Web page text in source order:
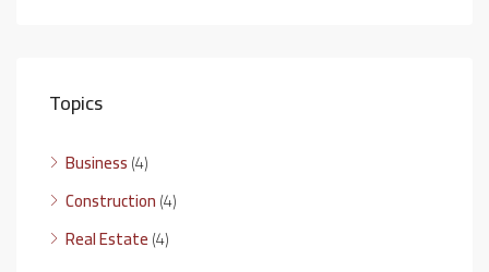
Topics
Business(4)
Construction(4)
Real Estate(4)